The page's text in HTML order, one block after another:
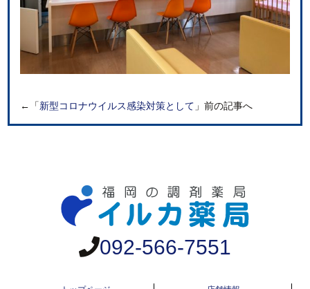
←「新型コロナウイルス感染対策として 」前の記事へ
092-566-7551